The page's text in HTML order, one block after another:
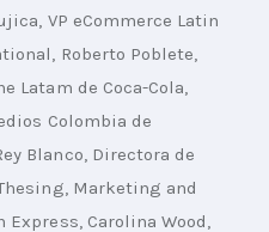
VP eCommerce Latin
Roberto Poblete,
Latam de Coca-Cola,
Colombia de
Blanco, Directora de
Marketing and
Carolina Wood,